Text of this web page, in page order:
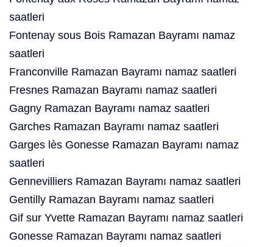
saatleri
Fontenay sous Bois Ramazan Bayramı namaz
saatleri
Franconville Ramazan Bayramı namaz saatleri
Fresnes Ramazan Bayramı namaz saatleri
Gagny Ramazan Bayramı namaz saatleri
Garches Ramazan Bayramı namaz saatleri
Garges lès Gonesse Ramazan Bayramı namaz
saatleri
Gennevilliers Ramazan Bayramı namaz saatleri
Gentilly Ramazan Bayramı namaz saatleri
Gif sur Yvette Ramazan Bayramı namaz saatleri
Gonesse Ramazan Bayramı namaz saatleri